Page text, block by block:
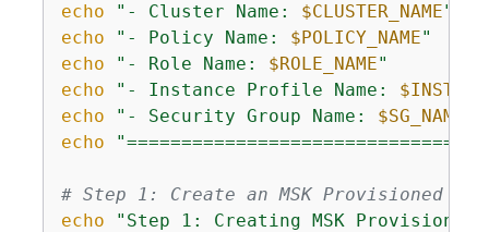
echo
"- Cluster Name: $CLUSTER_NAME"
echo
"- Policy Name: $POLICY_NAME"
echo
"- Role Name: $ROLE_NAME"
echo
"- Instance Profile Name:
echo
"- Security Group Name: $SG_NAME
echo
# Step 1: Create an MSK Provisioned
echo
"Step 1: Creating MSK